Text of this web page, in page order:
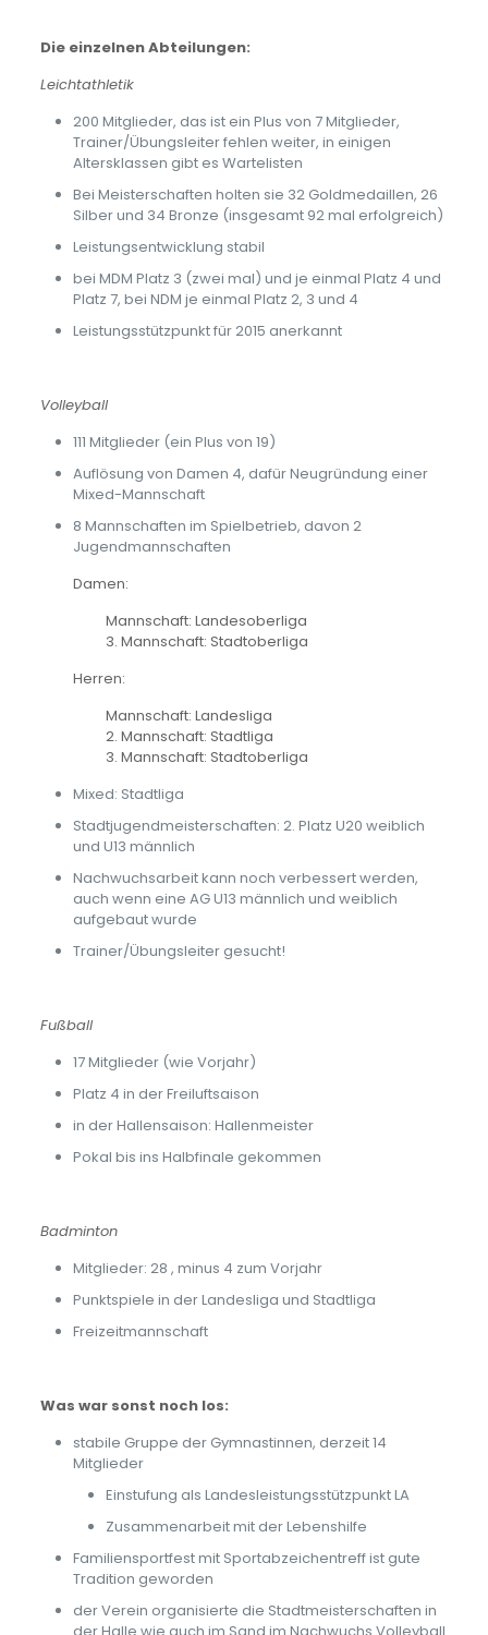
Die einzelnen Abteilungen:
Leichtathletik
200 Mitglieder, das ist ein Plus von 7 Mitglieder,
Trainer/Übungsleiter fehlen weiter, in einigen
Altersklassen gibt es Wartelisten
Bei Meisterschaften holten sie 32 Goldmedaillen, 26
Silber und 34 Bronze (insgesamt 92 mal erfolgreich)
Leistungsentwicklung stabil
bei MDM Platz 3 (zwei mal) und je einmal Platz 4 und
Platz 7, bei NDM je einmal Platz 2, 3 und 4
Leistungsstützpunkt für 2015 anerkannt
Volleyball
111 Mitglieder (ein Plus von 19)
Auflösung von Damen 4, dafür Neugründung einer
Mixed-Mannschaft
8 Mannschaften im Spielbetrieb, davon 2
Jugendmannschaften
Damen:
Mannschaft: Landesoberliga
3. Mannschaft: Stadtoberliga
Herren:
Mannschaft: Landesliga
2. Mannschaft: Stadtliga
3. Mannschaft: Stadtoberliga
Mixed: Stadtliga
Stadtjugendmeisterschaften: 2. Platz U20 weiblich
und U13 männlich
Nachwuchsarbeit kann noch verbessert werden,
auch wenn eine AG U13 männlich und weiblich
aufgebaut wurde
Trainer/Übungsleiter gesucht!
Fußball
17 Mitglieder (wie Vorjahr)
Platz 4 in der Freiluftsaison
in der Hallensaison: Hallenmeister
Pokal bis ins Halbfinale gekommen
Badminton
Mitglieder: 28 , minus 4 zum Vorjahr
Punktspiele in der Landesliga und Stadtliga
Freizeitmannschaft
Was war sonst noch los:
stabile Gruppe der Gymnastinnen, derzeit 14
Mitglieder
Einstufung als Landesleistungsstützpunkt LA
Zusammenarbeit mit der Lebenshilfe
Familiensportfest mit Sportabzeichentreff ist gute
Tradition geworden
der Verein organisierte die Stadtmeisterschaften in